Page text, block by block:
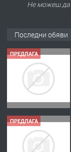
Не можеш да
Последни обяви
ПРЕДЛАГА
ПРЕДЛАГА